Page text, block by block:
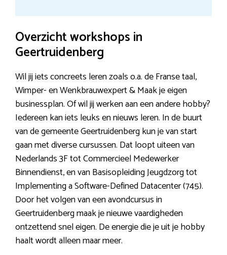
Overzicht workshops in
Geertruidenberg
Wil jij iets concreets leren zoals o.a. de Franse taal,
Wimper- en Wenkbrauwexpert & Maak je eigen
businessplan. Of wil jij werken aan een andere hobby?
Iedereen kan iets leuks en nieuws leren. In de buurt
van de gemeente Geertruidenberg kun je van start
gaan met diverse cursussen. Dat loopt uiteen van
Nederlands 3F tot Commercieel Medewerker
Binnendienst, en van Basisopleiding Jeugdzorg tot
Implementing a Software-Defined Datacenter (745).
Door het volgen van een avondcursus in
Geertruidenberg maak je nieuwe vaardigheden
ontzettend snel eigen. De energie die je uit je hobby
haalt wordt alleen maar meer.